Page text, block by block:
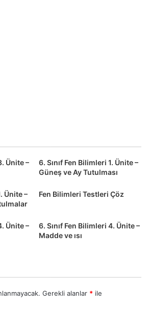
Ünite –
6. Sınıf Fen Bilimleri 1. Ünite –
Güneş ve Ay Tutulması
Ünite –
Fen Bilimleri Testleri Çöz
Ünite –
6. Sınıf Fen Bilimleri 4. Ünite –
Madde ve ısı
Gerekli alanlar * ile